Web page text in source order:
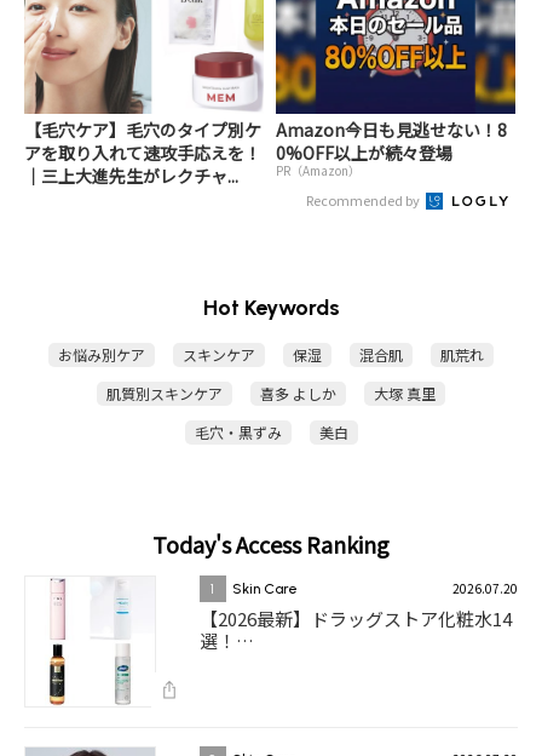
【毛穴ケア】毛穴のタイプ別ケ
アを取り入れて速攻手応えを！
｜三上大進先生がレクチャ...
Amazon今日も見逃せない！8
0%OFF以上が続々登場
PR（Amazon）
Recommended by
Hot Keywords
お悩み別ケア スキンケア 保湿 混合肌
肌荒れ
肌質別スキンケア
喜多 よしか
大塚 真里
毛穴・黒ずみ
美白
Today's Access Ranking
1 Skin Care 2026.07.20
【2026最新】ドラッグストア化粧水14
選！…